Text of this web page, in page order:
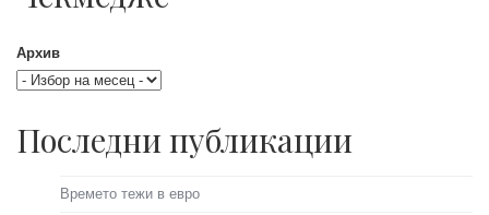
Архив
Последни публикации
Времето тежи в евро